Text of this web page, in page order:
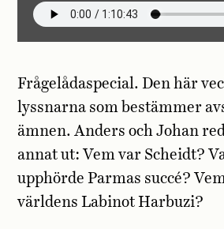
Frågelådaspecial. Den här
lyssnarna som bestämmer
ämnen. Anders och Johan
annat ut: Vem var Scheidt?
upphörde Parmas succé?
världens Labinot Harbuzi?